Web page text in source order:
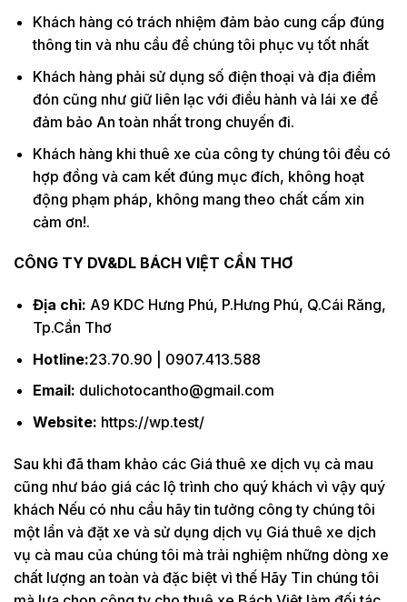
Khách hàng có trách nhiệm đảm bảo cung cấp đúng
thông tin và nhu cầu để chúng tôi phục vụ tốt nhất
Khách hàng phải sử dụng số điện thoại và địa điểm
đón cũng như giữ liên lạc với điều hành và lái xe để
đảm bảo An toàn nhất trong chuyến đi.
Khách hàng khi thuê xe của công ty chúng tôi đều có
hợp đồng và cam kết đúng mục đích, không hoạt
động phạm pháp, không mang theo chất cấm xin
cảm ơn!.
CÔNG TY DV&DL BÁCH VIỆT CẦN THƠ
Địa chỉ: A9 KDC Hưng Phú, P.Hưng Phú, Q.Cái Răng,
Tp.Cần Thơ
Hotline:23.70.90 | 0907.413.588
Email: dulichotocantho@gmail.com
Website: https://wp.test/
Sau khi đã tham khảo các Giá thuê xe dịch vụ cà mau
cũng như báo giá các lộ trình cho quý khách vì vậy quý
khách Nếu có nhu cầu hãy tin tưởng công ty chúng tôi
một lần và đặt xe và sử dụng dịch vụ Giá thuê xe dịch
vụ cà mau của chúng tôi mà trải nghiệm những dòng xe
chất lượng an toàn và đặc biệt vì thế Hãy Tin chúng tôi